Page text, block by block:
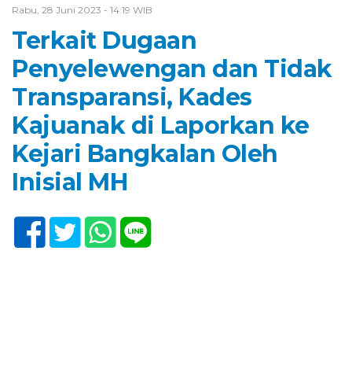
Rabu, 28 Juni 2023 - 14:19 WIB
Terkait Dugaan
Penyelewengan dan Tidak
Transparansi, Kades
Kajuanak di Laporkan ke
Kejari Bangkalan Oleh
Inisial MH